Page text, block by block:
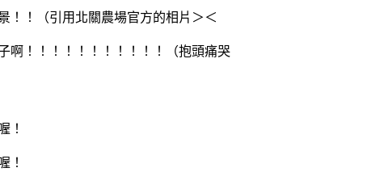
！！（引用北關農場官方的相片＞＜
啊！！！！！！！！！！！（抱頭痛哭
！
！